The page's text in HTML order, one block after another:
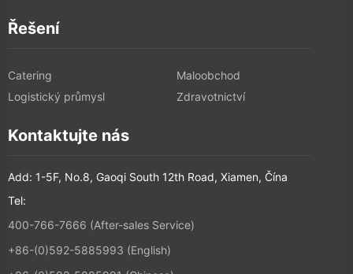
Řešení
Catering
Maloobchod
Logistický průmysl
Zdravotnictví
Kontaktujte nás
Add: 1-5F, No.8, Gaoqi South 12th Road, Xiamen, Čína
Tel:
400-766-7666 (After-sales Service)
+86-(0)592-5885993 (English)